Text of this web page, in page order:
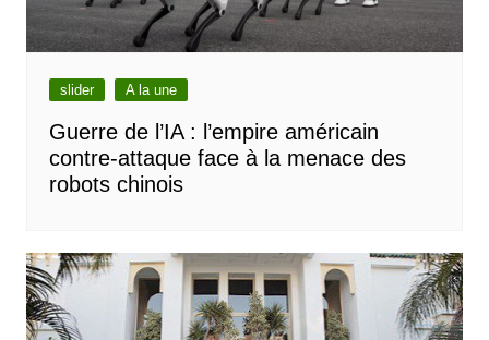
slider A la une
Guerre de l’IA : l’empire américain
contre-attaque face à la menace des
robots chinois